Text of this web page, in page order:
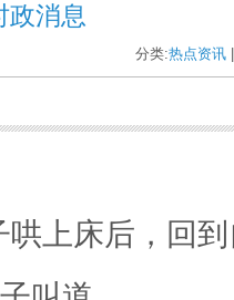
政消息
分类:热点资讯
哄上床后，回